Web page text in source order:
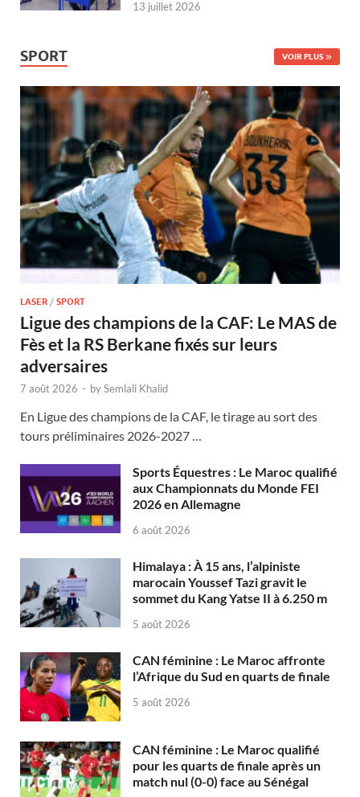
13 juillet 2026
SPORT VOIR PLUS
LASER / SPORT
Ligue des champions de la CAF: Le MAS de
Fès et la RS Berkane fixés sur leurs
adversaires
7 août 2026 - bySemlali Khalid
En Ligue des champions de la CAF, le tirage au sort des
tours préliminaires 2026-2027 …
Sports Équestres : Le Maroc qualifié
aux Championnats du Monde FEI
2026 en Allemagne
6 août 2026
Himalaya : À 15 ans, l’alpiniste
marocain Youssef Tazi gravit le
sommet du Kang Yatse II à 6.250 m
5 août 2026
CAN féminine : Le Maroc affronte
l’Afrique du Sud en quarts de finale
5 août 2026
CAN féminine : Le Maroc qualifié
pour les quarts de finale après un
match nul (0-0) face au Sénégal